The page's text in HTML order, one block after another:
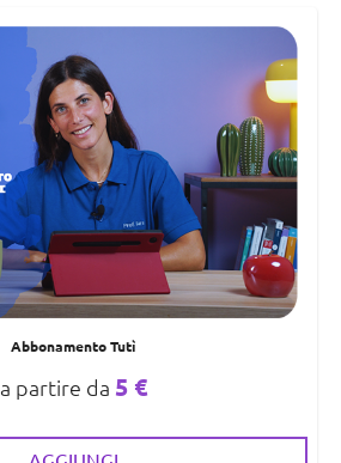
Abbonamento Tutì
a partire da 5 €